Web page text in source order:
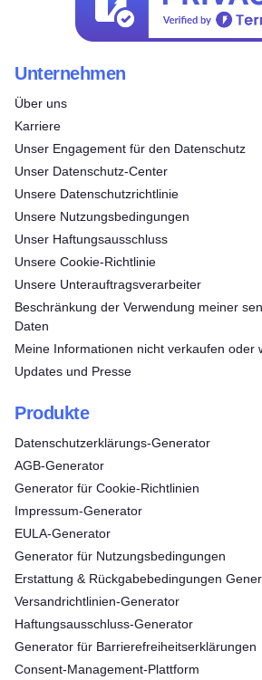
Unternehmen
Über uns
Karriere
Unser Engagement für den Datenschutz
Unser Datenschutz-Center
Unsere Datenschutzrichtlinie
Unsere Nutzungsbedingungen
Unser Haftungsausschluss
Unsere Cookie-Richtlinie
Unsere Unterauftragsverarbeiter
Beschränkung der Verwendung meiner
Daten
Meine Informationen nicht verkaufen oder
Updates und Presse
Produkte
Datenschutzerklärungs-Generator
AGB-Generator
Generator für Cookie-Richtlinien
Impressum-Generator
EULA-Generator
Generator für Nutzungsbedingungen
Erstattung & Rückgabebedingungen
Versandrichtlinien-Generator
Haftungsausschluss-Generator
Generator für Barrierefreiheitserklärungen
Consent‑Management‑Plattform